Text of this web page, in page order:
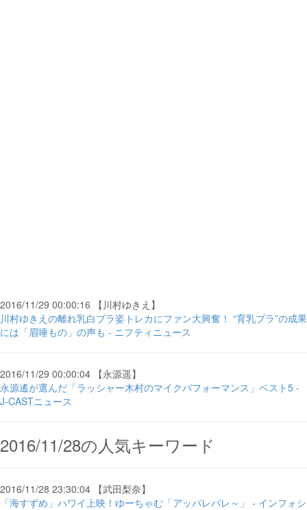
2016/11/29 00:00:16 【川村ゆきえ】
川村ゆきえの離れ乳白ブラ姿トレカにファン大興奮！ “育乳ブラ”の成果
には「眉唾もの」の声も - ニフティニュース
2016/11/29 00:00:04 【永源遥】
永源遙が選んだ「ラッシャー木村のマイクパフォーマンス」ベスト5 -
J-CASTニュース
2016/11/28の人気キーワード
2016/11/28 23:30:04 【武田梨奈】
「海すずめ」ハワイ上映！ゆーちゃむ「アッパレパレ～」 - インフォシ